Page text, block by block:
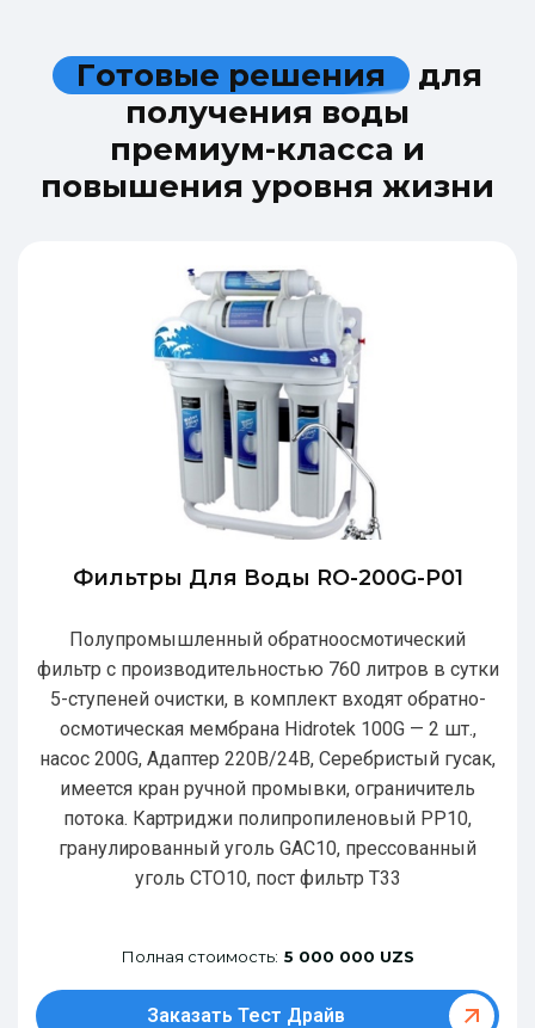
Готовые решения для
получения воды
премиум-класса и
повышения уровня жизни
Фильтры Для Воды RO-200G-P01
Полупромышленный обратноосмотический
фильтр с производительностью 760 литров в сутки
5-ступеней очистки, в комплект входят обратно-
осмотическая мембрана Hidrotek 100G — 2 шт.,
насос 200G, Адаптер 220В/24В, Серебристый гусак,
имеется кран ручной промывки, ограничитель
потока. Картриджи полипропиленовый РР10,
гранулированный уголь GAC10, прессованный
уголь CTO10, пост фильтр T33
Полная стоимость: 5 000 000 UZS
Заказать Тест Драйв